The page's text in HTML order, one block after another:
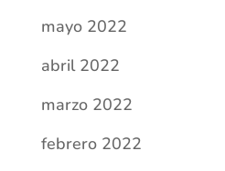
mayo 2022
abril 2022
marzo 2022
febrero 2022